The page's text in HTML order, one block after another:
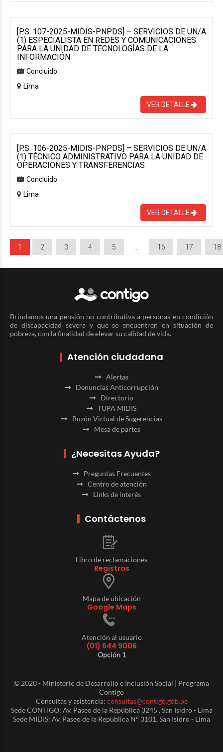
[P.S. 107-2025-MIDIS-PNPDS] – SERVICIOS DE UN/A
(1) ESPECIALISTA EN REDES Y COMUNICACIONES
PARA LA UNIDAD DE TECNOLOGÍAS DE LA
INFORMACIÓN
Concluido
Lima
VER DETALLE
[P.S. 106-2025-MIDIS-PNPDS] – SERVICIOS DE UN/A
(1) TÉCNICO ADMINISTRATIVO PARA LA UNIDAD DE
OPERACIONES Y TRANSFERENCIAS
Concluido
Lima
VER DETALLE
1 2 3 4 5 16 17 18
Brindamos una pensión no contributiva a personas en condición
de discapacidad severa y que se encuentren en situación de
pobreza, con la finalidad de elevar su calidad de vida.
Atención ciudadana
Alertas
Denuncias Anticorrupción
Directorio
TUPA MIDIS
Buzón Virtual de Sugerencias
Mesa de partes
¿Necesitas Ayuda?
Preguntas Frecuentes
Centro de atención
Links de interés
Contáctenos
Libro de reclamaciones
Registros
Mapa de ubicación
Google Maps
Atención al usuario
(01) 644 9006
Opción 1
© 2020 - Ministerio de Desarrollo e Inclusión Social | Programa
Contigo
Consultas y asistencia: consultas@contigo.gob.pe
Sede CONTIGO: Av. Paseo de la República 3245 , San Isidro - Lima
Sede MIDIS: Av. Paseo de la Republica N° 3101, San Isidro - Lima